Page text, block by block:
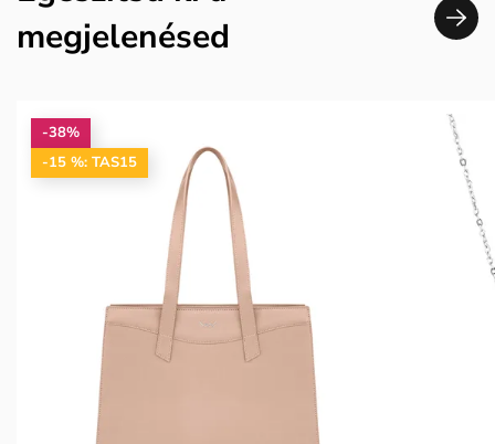
megjelenésed
-38%
-15 %: TAS15